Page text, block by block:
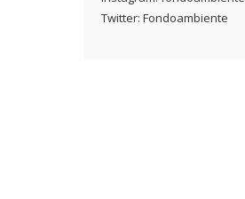
Twitter: Fondoambiente